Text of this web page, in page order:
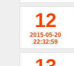
12
2015-05-20
22:32:59